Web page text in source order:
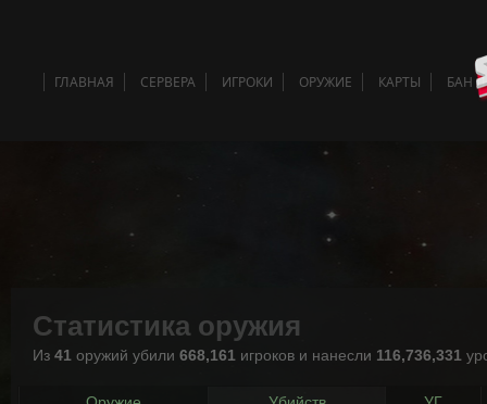
ГЛАВНАЯ СЕРВЕРА ИГРОКИ ОРУЖИЕ КАРТЫ БАН
Статистика оружия
Из 41 оружий убили 668,161 игроков и нанесли 116,736,331